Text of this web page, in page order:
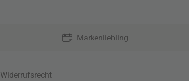
Markenliebling
Widerrufsrecht